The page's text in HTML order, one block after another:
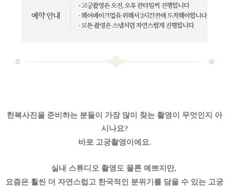
한복사진을 준비하는 분들이 가장 많이 찾는 촬영이 무엇인지 아
시나요?
바로 고궁촬영이에요.
실내 스튜디오 촬영도 물론 예쁘지만,
요즘은 훨씬 더 자연스럽고 한국적인 분위기를 담을 수 있는 고궁